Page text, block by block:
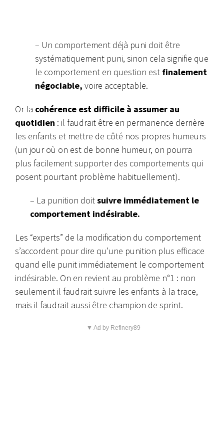
– Un comportement déjà puni doit être
systématiquement puni, sinon cela signifie que
le comportement en question est finalement
négociable, voire acceptable.
Or la cohérence est difficile à assumer au
quotidien : il faudrait être en permanence derrière
les enfants et mettre de côté nos propres humeurs
(un jour où on est de bonne humeur, on pourra
plus facilement supporter des comportements qui
posent pourtant problème habituellement).
– La punition doitsuivre immédiatement le
comportement indésirable.
Les “experts” de la modification du comportement
s’accordent pour dire qu’une punition plus efficace
quand elle punit immédiatement le comportement
indésirable. On en revient au problème n°1 : non
seulement il faudrait suivre les enfants à la trace,
mais il faudrait aussi être champion de sprint.
▼ Ad by Refinery89